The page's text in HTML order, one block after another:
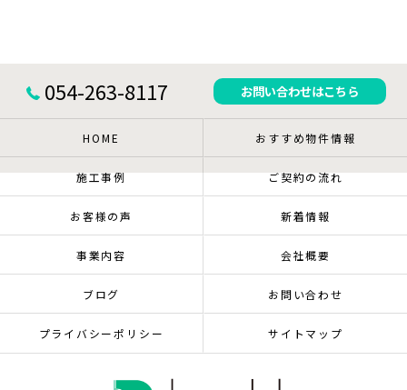
054-263-8117 お問い合わせはこちら
HOME おすすめ物件情報
施工事例 ご契約の流れ
お客様の声 新着情報
事業内容 会社概要
ブログ お問い合わせ
プライバシーポリシー サイトマップ